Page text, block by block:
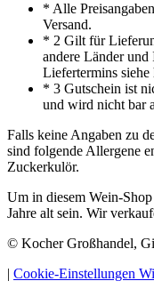
* Alle
Versand.
* 2 Gilt für
andere Länder
Liefertermins
* 3 Gutschein ist
und wird nicht bar
Falls keine Angaben zu
sind folgende Allergene
Zuckerkulör.
Um in diesem Wein-
Jahre alt sein. Wir
© Kocher Großhandel,
Cookie-Einstellungen